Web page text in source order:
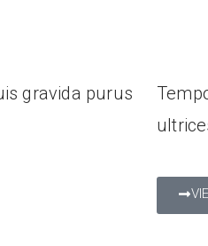
gravida purus